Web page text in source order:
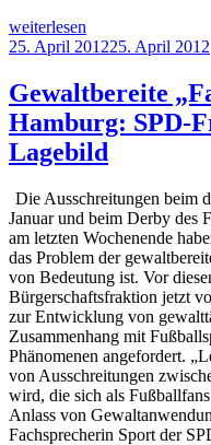
„Geschwindigkeitsverstöße:
Mehr
durch
mobile
Blitzer“
weiterlesen
Veröffentlicht
25. April 201225. April 2012
Gewaltbereite
Hamburg: SPD-
Lagebild
Die Ausschreitungen beim
Januar und beim Derby des
am letzten Wochenende
das Problem der
von Bedeutung ist. Vor
Bürgerschaftsfraktion jetzt
zur Entwicklung von
Zusammenhang mit
Phänomenen angefordert.
von Ausschreitungen
wird, die sich als
Anlass von
Fachsprecherin Sport der